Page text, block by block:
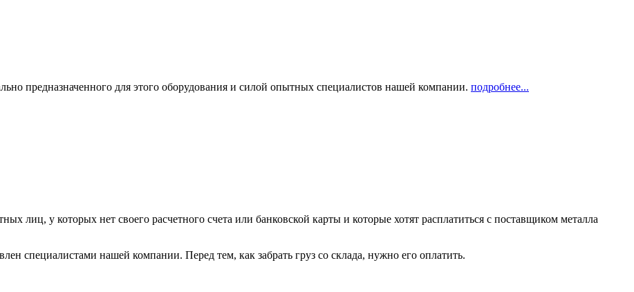
предназначенного для этого оборудования и силой опытных специалистов нашей компании. подробнее...
лиц, у которых нет своего расчетного счета или банковской карты и которые хотят расплатиться с поставщиком металла
специалистами нашей компании. Перед тем, как забрать груз со склада, нужно его оплатить.